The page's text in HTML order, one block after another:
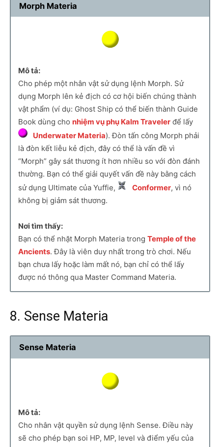
Morph Materia
Mô tả:
Cho phép một nhân vật sử dụng lệnh Morph. Sử
dụng Morph lên kẻ địch có cơ hội biến chúng thành
vật phẩm (ví dụ: Ghost Ship có thể biến thành Guide
Book dùng cho nhiệm vụ phụ Kalm Traveler để lấy
Underwater Materia). Đòn tấn công Morph phải
là đòn kết liễu kẻ địch, đây có thể là vấn đề vì
“Morph” gây sát thương ít hơn nhiều so với đòn đánh
thường. Bạn có thể giải quyết vấn đề này bằng cách
sử dụng Ultimate của Yuffie,
Conformer, vì nó
không bị giảm sát thương.
Nơi tìm thấy:
Bạn có thể nhặt Morph Materia trong Temple of the
Ancients. Đây là viên duy nhất trong trò chơi. Nếu
bạn chưa lấy hoặc làm mất nó, bạn chỉ có thể lấy
được nó thông qua Master Command Materia.
8. Sense Materia
Sense Materia
Mô tả:
Cho nhân vật quyền sử dụng lệnh Sense. Điều này
sẽ cho phép bạn soi HP, MP, level và điểm yếu của